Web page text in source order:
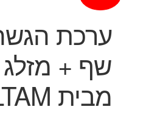
ערכת
שף +
מבית SOLTAM